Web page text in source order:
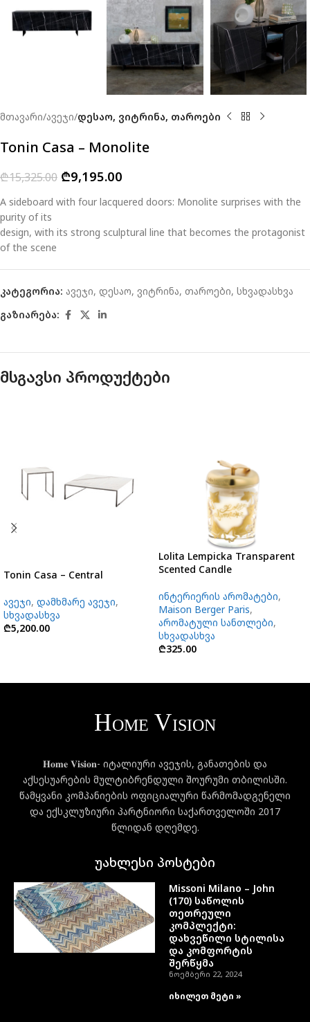
მთავარი ავეჯი დესაო, ვიტრინა, თაროები
Tonin Casa – Monolite
₾15,325.00 ₾9,195.00
A sideboard with four lacquered doors: Monolite surprises with the
purity of its
design, with its strong sculptural line that becomes the protagonist
of the scene
კატეგორია: ავეჯი, დესაო, ვიტრინა, თაროები, სხვადასხვა
გაზიარება:
მსგავსი პროდუქტები
Tonin Casa – Central
ავეჯი, დამხმარე ავეჯი,
სხვადასხვა
₾5,200.00
Lolita Lempicka Transparent
Scented Candle
ინტერიერის არომატები,
Maison Berger Paris,
არომატული სანთლები,
სხვადასხვა
₾325.00
𝐇𝐨𝐦𝐞 𝐕𝐢𝐬𝐢𝐨𝐧- იტალიური ავეჯის, განათების და
აქსესუარების მულტიბრენდული შოურუმი თბილისში.
წამყვანი კომპანიების ოფიციალური წარმომადგენელი
და ექსკლუზიური პარტნიორი საქართველოში 2017
წლიდან დღემდე.
უახლესი პოსტები
Missoni Milano – John
(170) საწოლის
თეთრეული
კომპლექტი:
დახვეწილი სტილისა
და კომფორტის
შერწყმა
ნოემბერი 22, 2024
იხილეთ მეტი »